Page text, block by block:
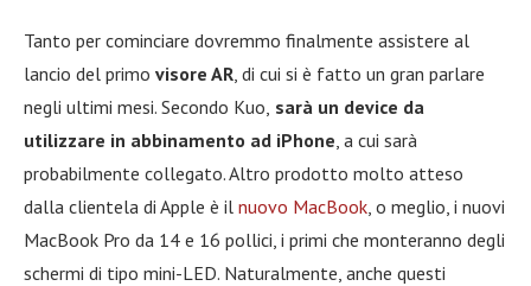
Tanto per cominciare dovremmo finalmente assistere al
lancio del primo visore AR , di cui si è fatto un gran parlare
negli ultimi mesi. Secondo Kuo, sarà un device da
utilizzare in abbinamento ad iPhone , a cui sarà
probabilmente collegato. Altro prodotto molto atteso
dalla clientela di Apple è il nuovo MacBook , o meglio, i nuovi
MacBook Pro da 14 e 16 pollici, i primi che monteranno degli
schermi di tipo mini-LED. Naturalmente, anche questi